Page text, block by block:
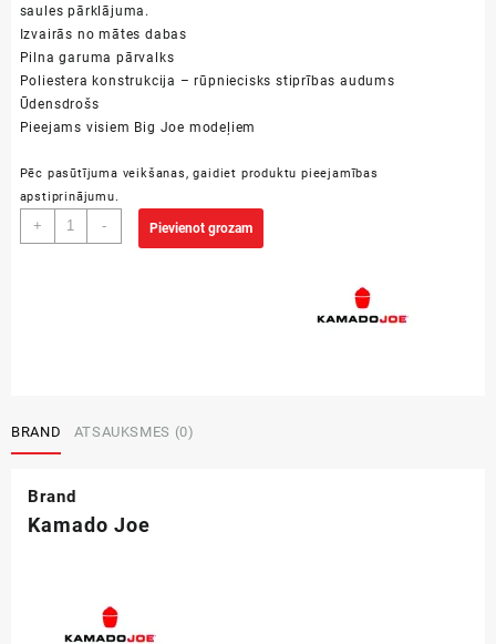
saules pārklājuma.
Izvairās no mātes dabas
Pilna garuma pārvalks
Poliestera konstrukcija – rūpniecisks stiprības audums
Ūdensdrošs
Pieejams visiem Big Joe modeļiem
Pēc pasūtījuma veikšanas, gaidiet produktu pieejamības
apstiprinājumu.
+
Pārvalks
grilam
- Pievienot grozam
BRAND ATSAUKSMES (0)
Brand
Kamado Joe